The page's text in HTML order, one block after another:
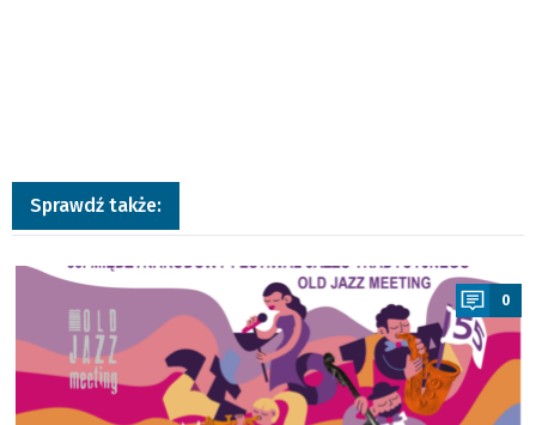
Sprawdź także:
a
0